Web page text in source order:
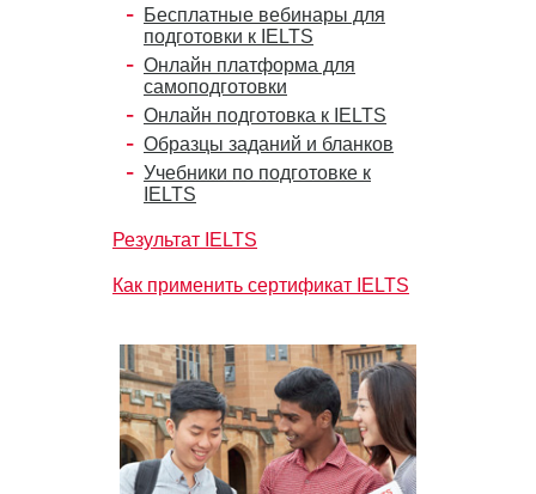
Бесплатные вебинары для
подготовки к IELTS
Онлайн платформа для
самоподготовки
Онлайн подготовка к IELTS
Образцы заданий и бланков
Учебники по подготовке к
IELTS
Результат IELTS
Как применить сертификат IELTS